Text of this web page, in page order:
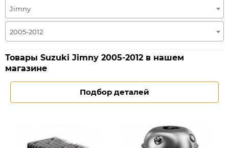
Jimny
2005-2012
Товары Suzuki Jimny 2005-2012 в нашем
магазине
Подбор деталей